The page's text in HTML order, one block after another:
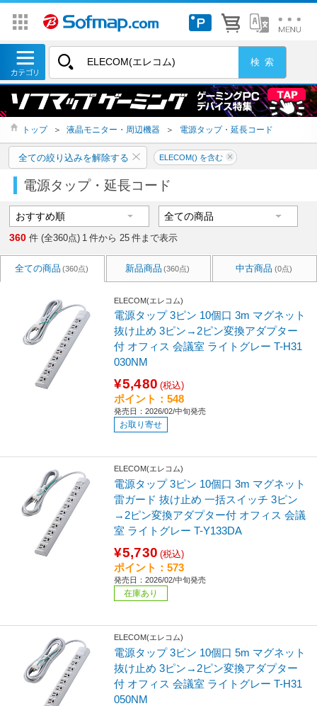
トップ ＞ 液晶モニター・周辺機器 ＞ 電源タップ・延長コード
全ての絞り込みを解除する ELECOM() を含む
電源タップ・延長コード
360 件 (全360点) 1 件から 25 件まで表示
全ての商品 (360点) 新品商品 (360点) 中古商品 (0点)
ELECOM(エレコム)
電源タップ 3ピン 10個口 3m マグネット
抜け止め 3ピン→2ピン変換アダプター
付 オフィス 会議室 ライトグレー T-H31
030NM
¥5,480 (税込)
ポイント：548
発売日：2026/02/中旬発売
お取り寄せ
ELECOM(エレコム)
電源タップ 3ピン 10個口 3m マグネット
雷ガード 抜け止め 一括スイッチ 3ピン
→2ピン変換アダプター付 オフィス 会議
室 ライトグレー T-Y133DA
¥5,730 (税込)
ポイント：573
発売日：2026/02/中旬発売
在庫あり
ELECOM(エレコム)
電源タップ 3ピン 10個口 5m マグネット
抜け止め 3ピン→2ピン変換アダプター
付 オフィス 会議室 ライトグレー T-H31
050NM